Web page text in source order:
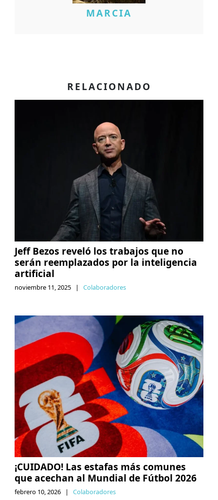
MARCIA
RELACIONADO
Jeff Bezos reveló los trabajos que no
serán reemplazados por la inteligencia
artificial
noviembre 11, 2025 | Colaboradores
¡CUIDADO! Las estafas más comunes
que acechan al Mundial de Fútbol 2026
febrero 10, 2026 | Colaboradores